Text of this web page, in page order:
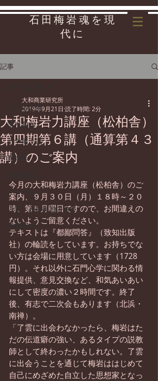
石田梅岩魂を現
代に
記事
全ての記事
講座案内
心学風土記
影響者
リンク集
先哲・石田梅岩の世界
書籍紹介
大和梅岩力講座（松柏舎）
第四期第６講（通算第４３
講）のご案内
大和商業研究所
2019年9月21日 読了時間: 2分
今月の大和梅岩力講座（松柏舎）のご
案内、９月３０日（月）１８時～２０
時、第５月曜日ですので、お間違えの
ないようご留意ください。
テキストは『都鄙問答』（致知出版
社）の輪読をしています。お持ちでな
い方は会場に用意しています（1728
円）。それ以外に石門心学に関わる情
報提供、意見交換など、和気あいあい
にして密度の濃い２時間です。終了
後、有志で二次会もあります（北浜・
南禅）。
「了雲に出会わなかったら、梅岩はた
だの伝道癖の強い、あるタイプの説教
師として終わったかもしれない。了雲
に出会うことを通じて梅岩ははじめて
自己にめざめた自立した思想家となっ